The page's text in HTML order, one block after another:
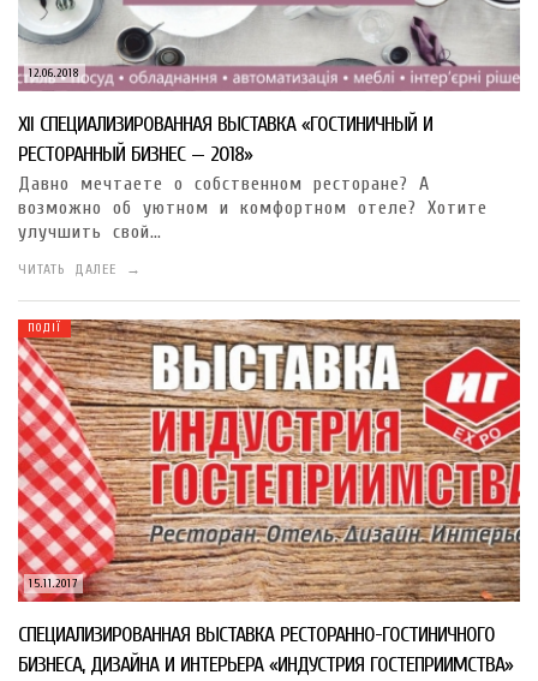
12.06.2018
XII СПЕЦИАЛИЗИРОВАННАЯ ВЫСТАВКА «ГОСТИНИЧНЫЙ И
РЕСТОРАННЫЙ БИЗНЕС — 2018»
Давно мечтаете о собственном ресторане? А
возможно об уютном и комфортном отеле? Хотите
улучшить свой…
ЧИТАТЬ ДАЛЕЕ →
15.11.2017
ПОДІЇ
СПЕЦИАЛИЗИРОВАННАЯ ВЫСТАВКА РЕСТОРАННО-ГОСТИНИЧНОГО
БИЗНЕСА, ДИЗАЙНА И ИНТЕРЬЕРА «ИНДУСТРИЯ ГОСТЕПРИИМСТВА»